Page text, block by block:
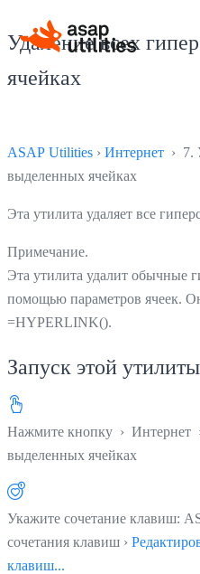
Удаление всех
ячейках
ASAP Utilities › Интернет › 7.
выделенных ячейках
Эта утилита удаляет все
Примечание.
Эта утилита удалит обычные
помощью параметров ячеек.
=HYPERLINK().
Запуск этой утилиты
Нажмите кнопку › Интернет
выделенных ячейках
Укажите сочетание клавиш:
сочетания клавиш ›
клавиш...